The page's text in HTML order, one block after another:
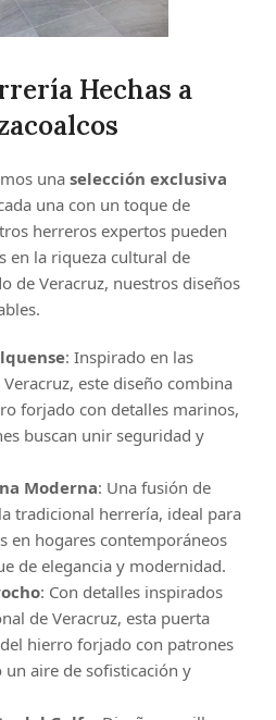
Hechas a
una selección exclusiva
una con un toque de
herreros expertos pueden
en la riqueza cultural de
de Veracruz, nuestros diseños
: Inspirado en las
este diseño combina
forjado con detalles marinos,
buscan unir seguridad y
Moderna: Una fusión de
tradicional herrería, ideal para
en hogares contemporáneos
de elegancia y modernidad.
: Con detalles inspirados
de Veracruz, esta puerta
hierro forjado con patrones
un aire de sofisticación y